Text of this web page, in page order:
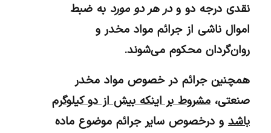
نقدی درجه دو ودر هر دو مورد به ضبط
اموال ناشی از جرائم مواد مخدر و
روان‌گردان محکوم می‌شوند.
همچنین جرائم در خصوص مواد مخدر
صنعتی،مشروط بر اینکه بیش از دو کیلوگرم
باشد و درخصوص سایر جرائم موضوع ماده